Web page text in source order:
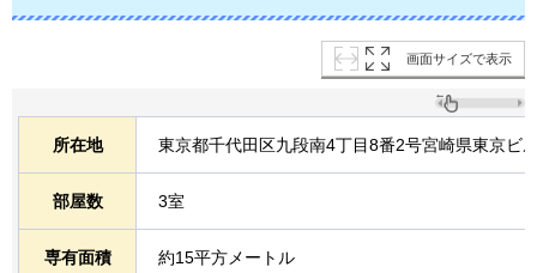
画面サイズで表示
所在地 東京都千代田区九段南4丁目8番2号宮崎県東京ビ
部屋数 3室
専有面積 約15平方メートル